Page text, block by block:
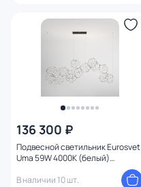
136 300 ₽
Подвесной светильник Eurosvet
Uma 59W 4000К (белый)
В наличии 10 шт.